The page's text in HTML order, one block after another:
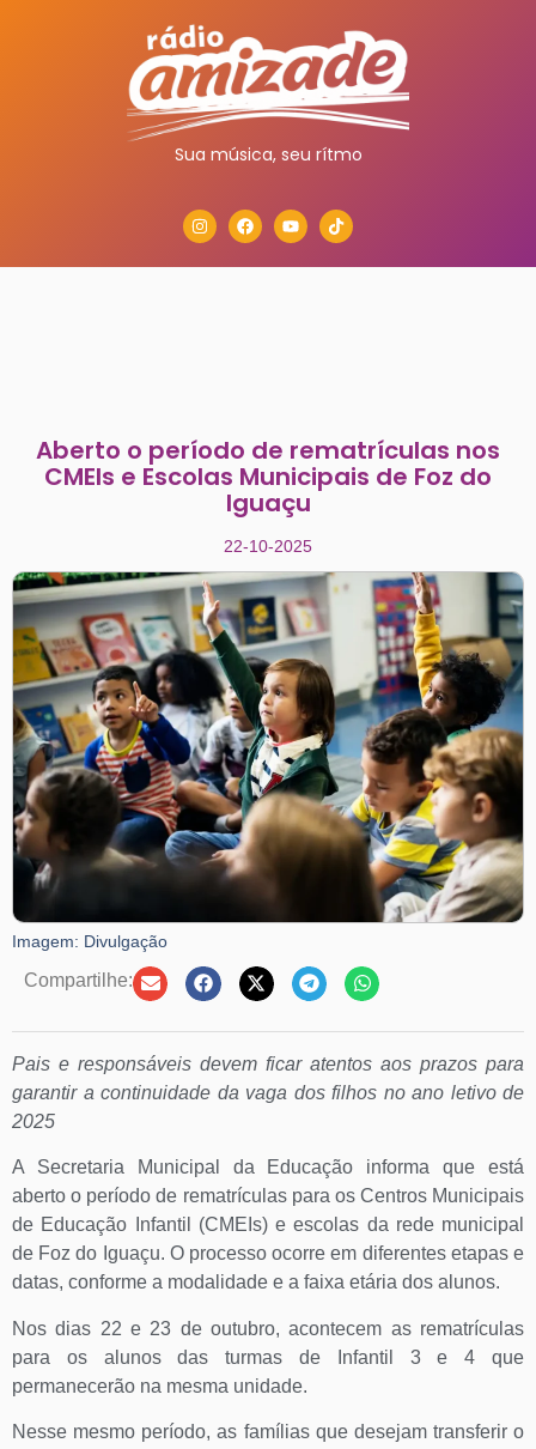
Sua música, seu rítmo
Aberto o período de rematrículas nos
CMEIs e Escolas Municipais de Foz do
Iguaçu
22-10-2025
Imagem: Divulgação
Compartilhe:
Pais e responsáveis devem ficar atentos aos prazos para
garantir a continuidade da vaga dos filhos no ano letivo de
2025
A Secretaria Municipal da Educação informa que está
aberto o período de rematrículas para os Centros Municipais
de Educação Infantil (CMEIs) e escolas da rede municipal
de Foz do Iguaçu. O processo ocorre em diferentes etapas e
datas, conforme a modalidade e a faixa etária dos alunos.
Nos dias 22 e 23 de outubro, acontecem as rematrículas
para os alunos das turmas de Infantil 3 e 4 que
permanecerão na mesma unidade.
Nesse mesmo período, as famílias que desejam transferir o